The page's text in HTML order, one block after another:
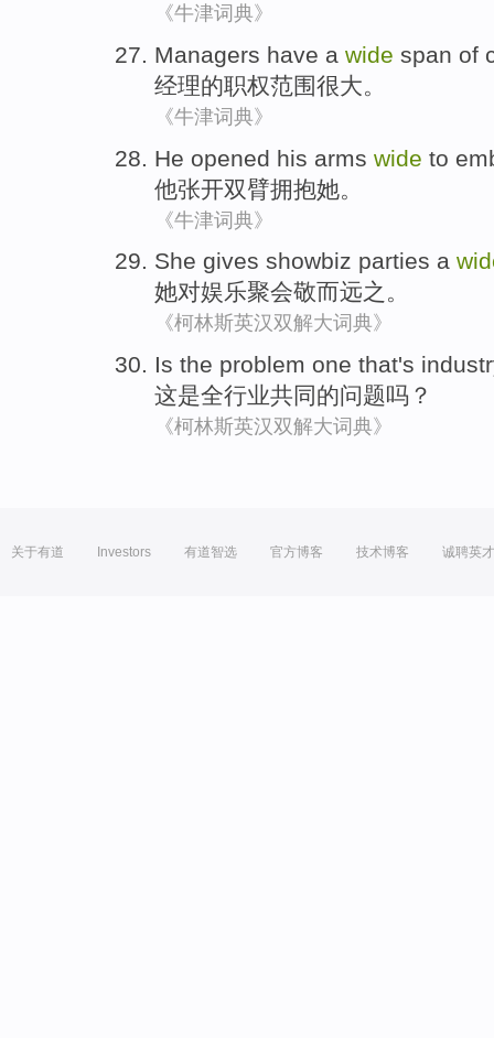
《牛津词典》
Managers have a wide span of
经理的职权范围很大。
《牛津词典》
He opened his arms wide to
他张开双臂拥抱她。
《牛津词典》
She gives showbiz parties a
她对娱乐聚会敬而远之 。
《柯林斯英汉双解大词典》
Is the problem one that's
这是全行业共同的问题吗？
《柯林斯英汉双解大词典》
关于有道 Investors 有道智选 官方博客 技术博客 诚聘英才